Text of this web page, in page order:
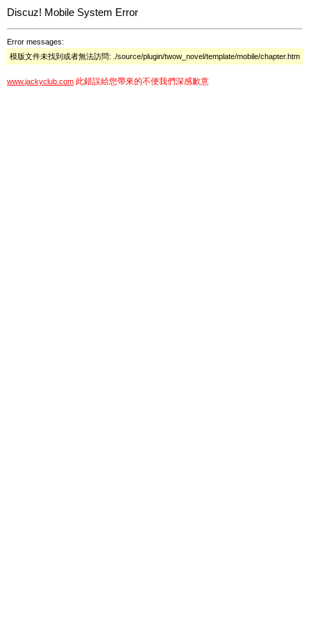
Discuz! Mobile System Error
Error messages:
模版文件未找到或者無法訪問: ./source/plugin/twow_novel/template/mobile/chapter.htm
www.jackyclub.com 此錯誤給您帶來的不便我們深感歉意